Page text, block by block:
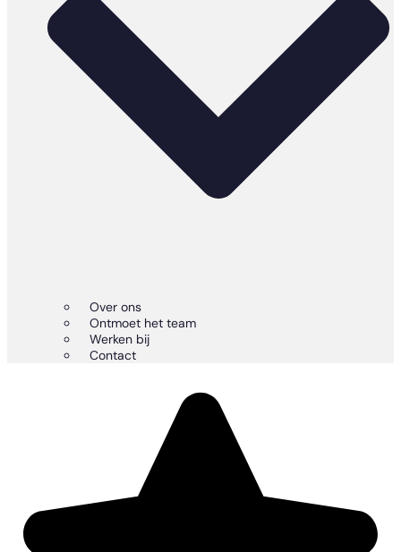
Over ons
Ontmoet het team
Werken bij
Contact